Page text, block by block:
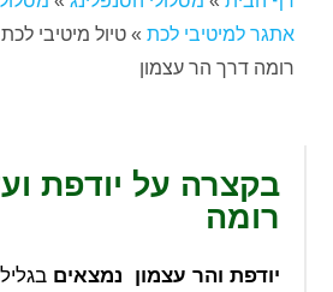
אתגר למיטיבי לכת »טיול מיטיבי
רומה דרך הר עצמון
בקצרה על יודפת
רומה
יודפת והר עצמון נמצאים